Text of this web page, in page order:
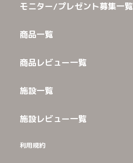
モニター/プレゼント募集一覧
商品一覧
商品レビュー一覧
施設一覧
施設レビュー一覧
利用規約